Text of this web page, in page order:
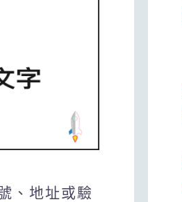
、地址或驗